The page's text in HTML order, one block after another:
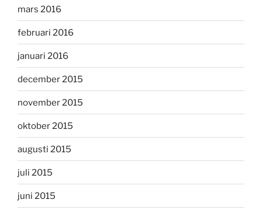
mars 2016
februari 2016
januari 2016
december 2015
november 2015
oktober 2015
augusti 2015
juli 2015
juni 2015